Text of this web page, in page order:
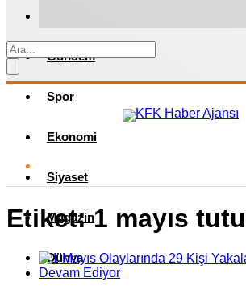
Gündem
Spor
Ekonomi
Siyaset
Magazin
Dünya
Etiket:1 mayıs